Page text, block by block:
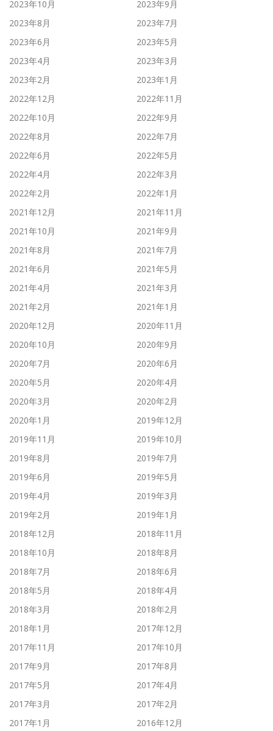
2023年10月
2023年9月
2023年8月
2023年7月
2023年6月
2023年5月
2023年4月
2023年3月
2023年2月
2023年1月
2022年12月
2022年11月
2022年10月
2022年9月
2022年8月
2022年7月
2022年6月
2022年5月
2022年4月
2022年3月
2022年2月
2022年1月
2021年12月
2021年11月
2021年10月
2021年9月
2021年8月
2021年7月
2021年6月
2021年5月
2021年4月
2021年3月
2021年2月
2021年1月
2020年12月
2020年11月
2020年10月
2020年9月
2020年7月
2020年6月
2020年5月
2020年4月
2020年3月
2020年2月
2020年1月
2019年12月
2019年11月
2019年10月
2019年8月
2019年7月
2019年6月
2019年5月
2019年4月
2019年3月
2019年2月
2019年1月
2018年12月
2018年11月
2018年10月
2018年8月
2018年7月
2018年6月
2018年5月
2018年4月
2018年3月
2018年2月
2018年1月
2017年12月
2017年11月
2017年10月
2017年9月
2017年8月
2017年5月
2017年4月
2017年3月
2017年2月
2017年1月
2016年12月